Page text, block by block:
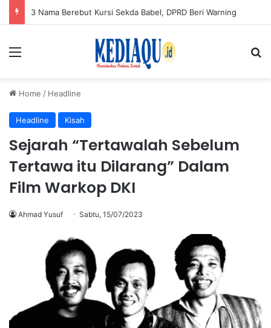
3 Nama Berebut Kursi Sekda Babel, DPRD Beri Warning
Menu
Home / Headline
Headline Kisah
Sejarah “Tertawalah Sebelum
Tertawa itu Dilarang” Dalam
Film Warkop DKI
Ahmad Yusuf Sabtu, 15/07/2023